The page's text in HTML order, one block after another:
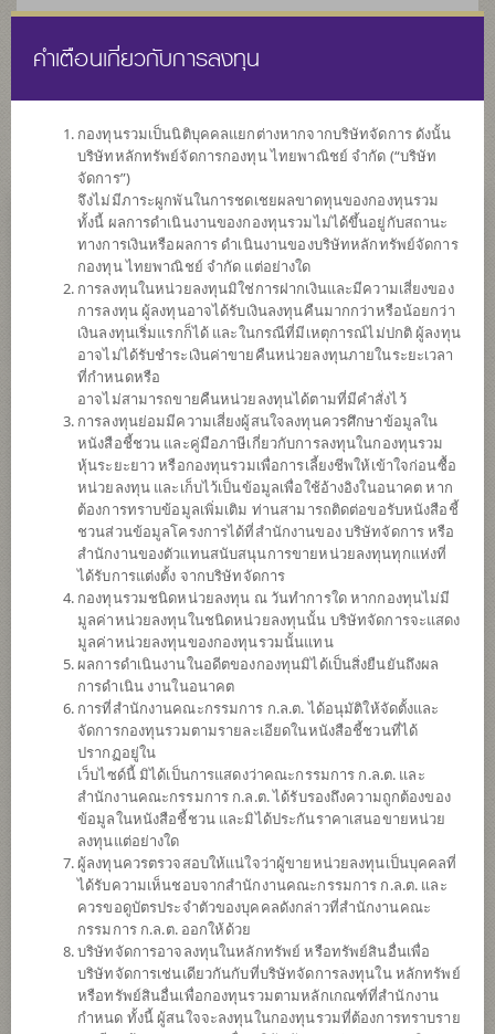
หน้าแรก รายการกองทุน ข้อมูลกองทุน
ค้นหากองทุนดีๆ กับ scbam
กองทุนเปิดไทยพาณิชย์ Electric Vehicles
and Future Mobility (ชนิดเพื่อการออมผ่าน
ช่องทางอิเล็กทรอนิกส์
SCBEV(SSFE)
SHARE
ความเสี่ยงสูง
คำเตือนเกี่ยวกับการลงทุน
กองทุนรวมเป็นนิติบุคคลแยกต่างหากจากบริษัทจัดการ ดังนั้น
บริษัทหลักทรัพย์จัดการกองทุน ไทยพาณิชย์ จำกัด (“บริษัท
จัดการ”)
จึงไม่มีภาระผูกพันในการชดเชยผลขาดทุนของกองทุนรวม
ทั้งนี้ ผลการดำเนินงานของกองทุนรวมไม่ได้ขึ้นอยู่กับสถานะ
ทางการเงินหรือผลการ ดำเนินงานของบริษัทหลักทรัพย์จัดการ
กองทุน ไทยพาณิชย์ จำกัด แต่อย่างใด
การลงทุนในหน่วยลงทุนมิใช่การฝากเงินและมีความเสี่ยงของ
การลงทุน ผู้ลงทุนอาจได้รับเงินลงทุนคืนมากกว่าหรือน้อยกว่า
เงินลงทุนเริ่มแรกก็ได้ และในกรณีที่มีเหตุการณ์ไม่ปกติ ผู้ลงทุน
อาจไม่ได้รับชำระเงินค่าขายคืนหน่วยลงทุนภายในระยะเวลา
ที่กำหนดหรือ
อาจไม่สามารถขายคืนหน่วยลงทุนได้ตามที่มีคำสั่งไว้
การลงทุนย่อมมีความเสี่ยงผู้สนใจลงทุนควรศึกษาข้อมูลใน
หนังสือชี้ชวน และคู่มือภาษีเกี่ยวกับการลงทุนในกองทุนรวม
หุ้นระยะยาว หรือกองทุนรวมเพื่อการเลี้ยงชีพให้เข้าใจก่อนซื้อ
หน่วยลงทุน และเก็บไว้เป็นข้อมูลเพื่อใช้อ้างอิงในอนาคต หาก
ต้องการทราบข้อมูลเพิ่มเติม ท่านสามารถติดต่อขอรับหนังสือชี้
ชวนส่วนข้อมูลโครงการได้ที่สำนักงานของ บริษัทจัดการ หรือ
สำนักงานของตัวแทนสนับสนุนการขายหน่วยลงทุนทุกแห่งที่
ได้รับการแต่งตั้ง จากบริษัทจัดการ
กองทุนรวมชนิดหน่วยลงทุน ณ วันทำการใด หากกองทุนไม่มี
มูลค่าหน่วยลงทุนในชนิดหน่วยลงทุนนั้น บริษัทจัดการจะแสดง
มูลค่าหน่วยลงทุนของกองทุนรวมนั้นแทน
ผลการดำเนินงานในอดีตของกองทุนมิได้เป็นสิ่งยืนยันถึงผล
การดำเนิน งานในอนาคต
การที่สำนักงานคณะกรรมการ ก.ล.ต. ได้อนุมัติให้จัดตั้งและ
จัดการกองทุนรวมตามรายละเอียดในหนังสือชี้ชวนที่ได้
ปรากฏอยู่ใน
เว็บไซด์นี้ มิได้เป็นการแสดงว่าคณะกรรมการ ก.ล.ต. และ
สำนักงานคณะกรรมการ ก.ล.ต. ได้รับรองถึงความถูกต้องของ
ข้อมูลในหนังสือชี้ชวน และมิได้ประกันราคาเสนอขายหน่วย
ลงทุนแต่อย่างใด
ผู้ลงทุนควรตรวจสอบให้แน่ใจว่าผู้ขายหน่วยลงทุนเป็นบุคคลที่
ได้รับความเห็นชอบจากสำนักงานคณะกรรมการ ก.ล.ต. และ
ควรขอดูบัตรประจำตัวของบุคคลดังกล่าวที่สำนักงานคณะ
กรรมการ ก.ล.ต. ออกให้ด้วย
บริษัทจัดการอาจลงทุนในหลักทรัพย์ หรือทรัพย์สินอื่นเพื่อ
บริษัทจัดการเช่นเดียวกันกับที่บริษัทจัดการลงทุนใน หลักทรัพย์
หรือทรัพย์สินอื่นเพื่อกองทุนรวมตามหลักเกณฑ์ที่สำนักงาน
กำหนด ทั้งนี้ ผู้สนใจจะลงทุนในกองทุนรวมที่ต้องการทราบราย